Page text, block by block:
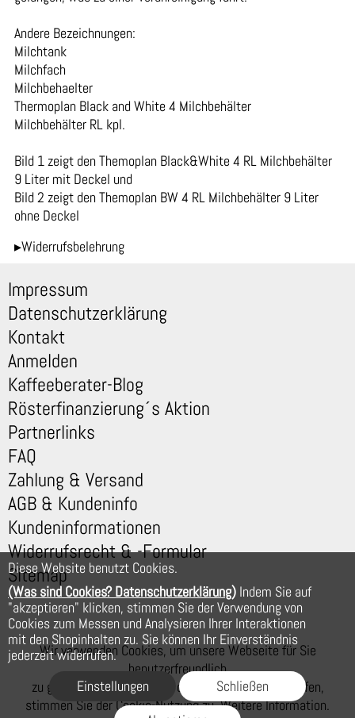
Diese Website benutzt Cookies.
(Was sind Cookies? Datenschutzerklärung) Indem Sie auf
"akzeptieren" klicken, stimmen Sie der Verwendung von
Cookies zum Messen und Analysieren Ihrer Interaktionen
mit den Shopinhalten zu. Sie können Ihr Einverständnis
jederzeit widerrufen.
Einstellungen
Schließen
Andere Bezeichnungen:
Milchtank
Milchfach
Milchbehaelter
Thermoplan Black and White 4 Milchbehälter
Milchbehälter RL kpl.
Bild 1 zeigt den Themoplan Black&White 4 RL Milchbehälter
9 Liter mit Deckel und
Bild 2 zeigt den Themoplan BW 4 RL Milchbehälter 9 Liter
ohne Deckel
▸Widerrufsbelehrung
Impressum
Datenschutzerklärung
Kontakt
Anmelden
Kaffeeberater-Blog
Rösterfinanzierung´s Aktion
Partnerlinks
FAQ
Zahlung & Versand
AGB & Kundeninfo
Kundeninformationen
Widerrufsrecht & -Formular
Sitemap
Wir verwenden Cookies, um unsere Webseite für Sie
benutzerfreundlich
zu gestalten. Wenn Sie auf der Webseite weiter surfen,
stimmen Sie der Cookie-Nutzung zu. Weitere Information.